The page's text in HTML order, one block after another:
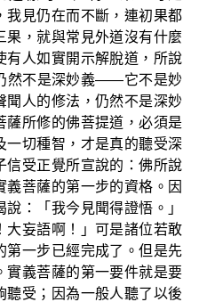
我見仍在而不斷，連初果都
果，就與常見外道沒有什麼
有人如實開示解脫道，所說
然不是深妙義——它不是妙
聞人的修法，仍然不是深妙
薩所修的佛菩提道，必須是
一切種智，才是真的聽受深
信受正覺所宣說的：佛所說
菩薩的第一步的資格。因
：「我今見聞得證悟。」
大妄語啊！」可是諸位若敢
第一步已經完成了。但是先
實義菩薩的第一要件就是要
聽受；因為一般人聽了以後